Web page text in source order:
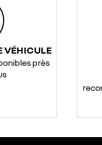
VÉHICULE
près